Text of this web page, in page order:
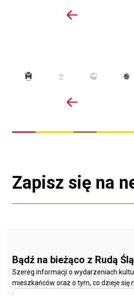
Zapisz się na
Bądź na bieżąco z Rudą
Szereg informacji o wydarzeniach
mieszkańców oraz o tym, co dzieje się